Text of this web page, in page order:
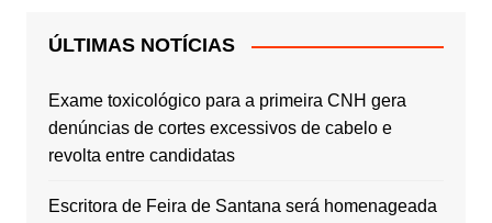
ÚLTIMAS NOTÍCIAS
Exame toxicológico para a primeira CNH gera
denúncias de cortes excessivos de cabelo e
revolta entre candidatas
Escritora de Feira de Santana será homenageada